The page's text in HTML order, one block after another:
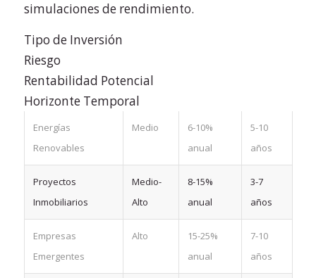
simulaciones de rendimiento.
Tipo de Inversión
Riesgo
Rentabilidad Potencial
Horizonte Temporal
Energías
Renovables
Medio
6-10%
anual
5-10
años
Proyectos
Inmobiliarios
Medio-
Alto
8-15%
anual
3-7
años
Empresas
Emergentes
Alto
15-25%
anual
7-10
años